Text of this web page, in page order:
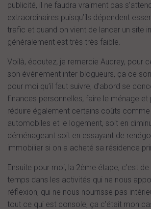
publicité, il ne faudra vraiment pas
extraordinaires puisqu’ils dépendent
trafic et quand on vient de lancer un site
généralement est très très faible.
Voilà, écoutez, je remercie Audrey, pour
son événement inter-blogueurs, ça ce
pour moi qu’il faut suivre, d’abord se
finances personnelles, faire le ménage et
réduire également certains coûts
automobiles et le logement, soit en
déménageant soit en essayant de
immobilier si on a acheté sa résidence
Ensuite pour moi, la 2ème étape, c’est
temps dans les activités qui ne nous
réflexion, qui ne nous nourrisse pas
tout ce qui est console, ça c’était mon